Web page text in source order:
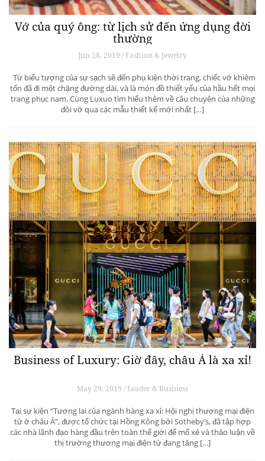
Vớ của quý ông: từ lịch sử đến ứng dụng đời
thường
Jun 28, 2019 / Fashion & Jewelry
Từ biểu tượng của sự sạch sẽ đến phụ kiện thời trang, chiếc vớ khiêm
tốn đã đi một chặng đường dài, và là món đồ thiết yếu của hầu hết mọi
trang phục nam. Cùng Luxuo tìm hiểu thêm về câu chuyện của những
đôi vớ qua các mẫu thiết kế mới nhất […]
Business of Luxury: Giờ đây, châu Á là xa xỉ!
May 29, 2019 / Leader & Business
Tại sự kiện “Tương lai của ngành hàng xa xỉ: Hội nghị thương mại điện
tử ở châu Á”, được tổ chức tại Hồng Kông bởi Sotheby’s, đã tập hợp
các nhà lãnh đạo hàng đầu trên toàn thế giới để mổ xẻ và thảo luận về
thị trường thương mại điện tử đang tăng […]